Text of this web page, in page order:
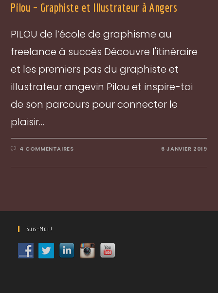
Pilou – Graphiste et Illustrateur à Angers
PILOU de l’école de graphisme au
freelance à succès Découvre l'itinéraire
et les premiers pas du graphiste et
illustrateur angevin Pilou et inspire-toi
de son parcours pour connecter le
plaisir…
4 COMMENTAIRES 6 JANVIER 2019
Suis-Moi !